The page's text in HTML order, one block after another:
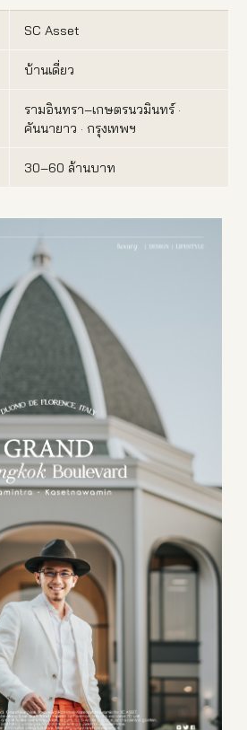
SC Asset
บ้านเดี่ยว
รามอินทรา–เกษตรนวมินทร์ ·
คันนายาว · กรุงเทพฯ
30–60 ล้านบาท